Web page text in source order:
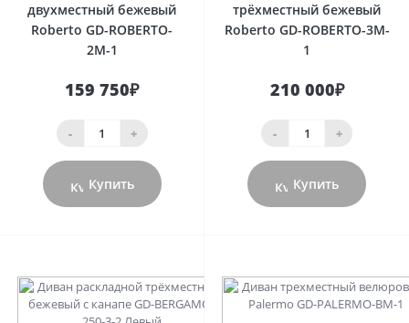
двухместный бежевый
Roberto GD-ROBERTO-
2М-1
159 750₽
- +
Купить
трёхместный бежевый
Roberto GD-ROBERTO-3M-
1
210 000₽
- +
Купить